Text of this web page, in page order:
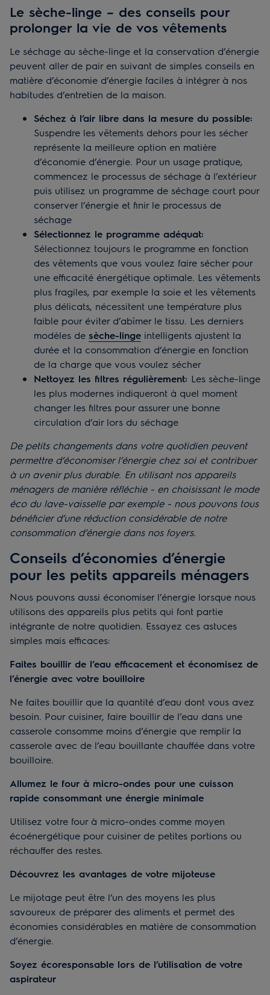
Le sèche-linge – des conseils pour
prolonger la vie de vos vêtements
Le séchage au sèche-linge et la conservation d’énergie
peuvent aller de pair en suivant de simples conseils en
matière d’économie d’énergie faciles à intégrer à nos
habitudes d’entretien de la maison.
Séchez à l’air libre dans la mesure du possible:
Suspendre les vêtements dehors pour les sécher
représente la meilleure option en matière
d’économie d’énergie. Pour un usage pratique,
commencez le processus de séchage à l’extérieur
puis utilisez un programme de séchage court pour
conserver l’énergie et finir le processus de
séchage
Sélectionnez le programme adéquat:
Sélectionnez toujours le programme en fonction
des vêtements que vous voulez faire sécher pour
une efficacité énergétique optimale. Les vêtements
plus fragiles, par exemple la soie et les vêtements
plus délicats, nécessitent une température plus
faible pour éviter d’abîmer le tissu. Les derniers
modèles de sèche-linge intelligents ajustent la
durée et la consommation d’énergie en fonction
de la charge que vous voulez sécher
Nettoyez les filtres régulièrement: Les sèche-linge
les plus modernes indiqueront à quel moment
changer les filtres pour assurer une bonne
circulation d’air lors du séchage
De petits changements dans votre quotidien peuvent
permettre d’économiser l’énergie chez soi et contribuer
à un avenir plus durable. En utilisant nos appareils
ménagers de manière réfléchie - en choisissant le mode
éco du lave-vaisselle par exemple - nous pouvons tous
bénéficier d’une réduction considérable de notre
consommation d’énergie dans nos foyers.
Conseils d’économies d’énergie
pour les petits appareils ménagers
Nous pouvons aussi économiser l’énergie lorsque nous
utilisons des appareils plus petits qui font partie
intégrante de notre quotidien. Essayez ces astuces
simples mais efficaces:
Faites bouillir de l’eau efficacement et économisez de
l’énergie avec votre bouilloire
Ne faites bouillir que la quantité d’eau dont vous avez
besoin. Pour cuisiner, faire bouillir de l’eau dans une
casserole consomme moins d’énergie que remplir la
casserole avec de l’eau bouillante chauffée dans votre
bouilloire.
Allumez le four à micro-ondes pour une cuisson
rapide consommant une énergie minimale
Utilisez votre four à micro-ondes comme moyen
écoénergétique pour cuisiner de petites portions ou
réchauffer des restes.
Découvrez les avantages de votre mijoteuse
Le mijotage peut être l’un des moyens les plus
savoureux de préparer des aliments et permet des
économies considérables en matière de consommation
d’énergie.
Soyez écoresponsable lors de l’utilisation de votre
aspirateur